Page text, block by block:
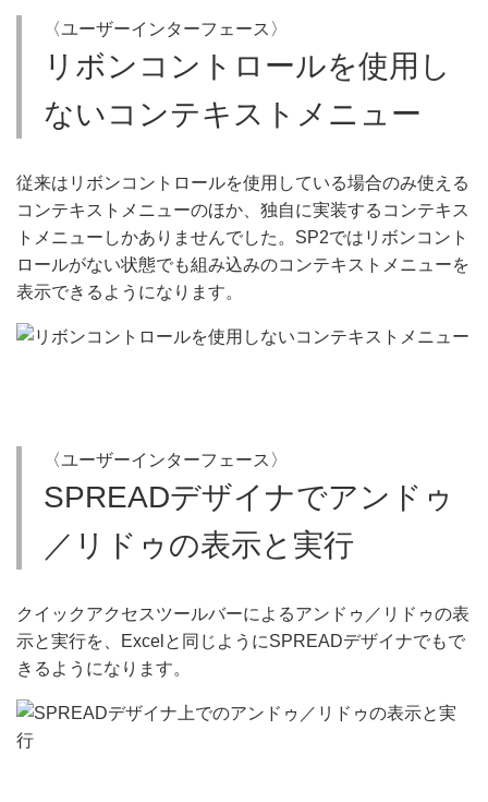
〈ユーザーインターフェース〉
リボンコントロールを使用し
ないコンテキストメニュー
従来はリボンコントロールを使用している場合のみ使える
コンテキストメニューのほか、独自に実装するコンテキス
トメニューしかありませんでした。SP2ではリボンコント
ロールがない状態でも組み込みのコンテキストメニューを
表示できるようになります。
〈ユーザーインターフェース〉
SPREADデザイナでアンドゥ
／リドゥの表示と実行
クイックアクセスツールバーによるアンドゥ／リドゥの表
示と実行を、Excelと同じようにSPREADデザイナでもで
きるようになります。